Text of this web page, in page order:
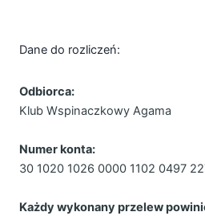
Dane do rozliczeń:
Odbiorca:
Klub Wspinaczkowy Agama
Numer konta:
30 1020 1026 0000 1102 0497
Każdy wykonany przelew